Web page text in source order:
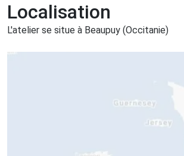
Localisation
L'atelier se situe à Beaupuy (Occitanie)